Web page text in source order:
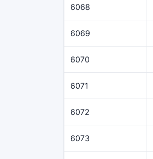
6068
6069
6070
6071
6072
6073